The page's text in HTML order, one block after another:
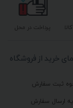
پرداخت در محل
خرید از فروشگاه
ثبت سفارش
ارسال سفارش